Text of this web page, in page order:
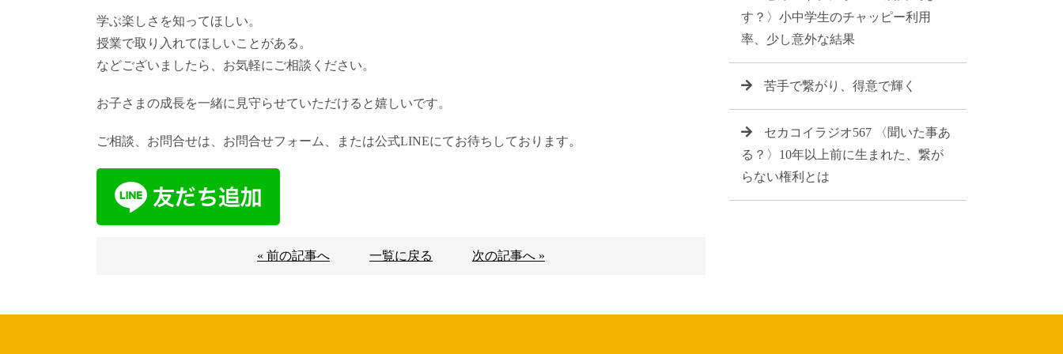
学ぶ楽しさを知ってほしい。
授業で取り入れてほしいことがある。
などございましたら、お気軽にご相談ください。
お子さまの成長を一緒に見守らせていただけると嬉しいです。
ご相談、お問合せは、お問合せフォーム、または公式LINEにてお待ちしております。
« 前の記事へ 一覧に戻る 次の記事へ »
す？〉小中学生のチャッピー利用
率、少し意外な結果
苦手で繋がり、得意で輝く
セカコイラジオ567 〈聞いた事あ
る？〉10年以上前に生まれた、繋が
らない権利とは